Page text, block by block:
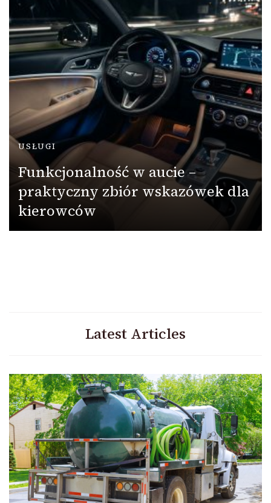
USŁUGI
Funkcjonalność w aucie –
praktyczny zbiór wskazówek dla
kierowców
Latest Articles